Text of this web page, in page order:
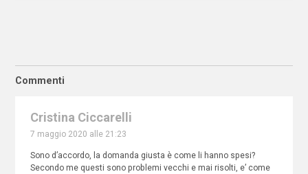
Commenti
Cristina Ciccarelli
7 maggio 2020 alle 21:23
Sono d’accordo, la domanda giusta è come li hanno spesi?
Secondo me questi sono problemi vecchi e mai risolti, e’ come